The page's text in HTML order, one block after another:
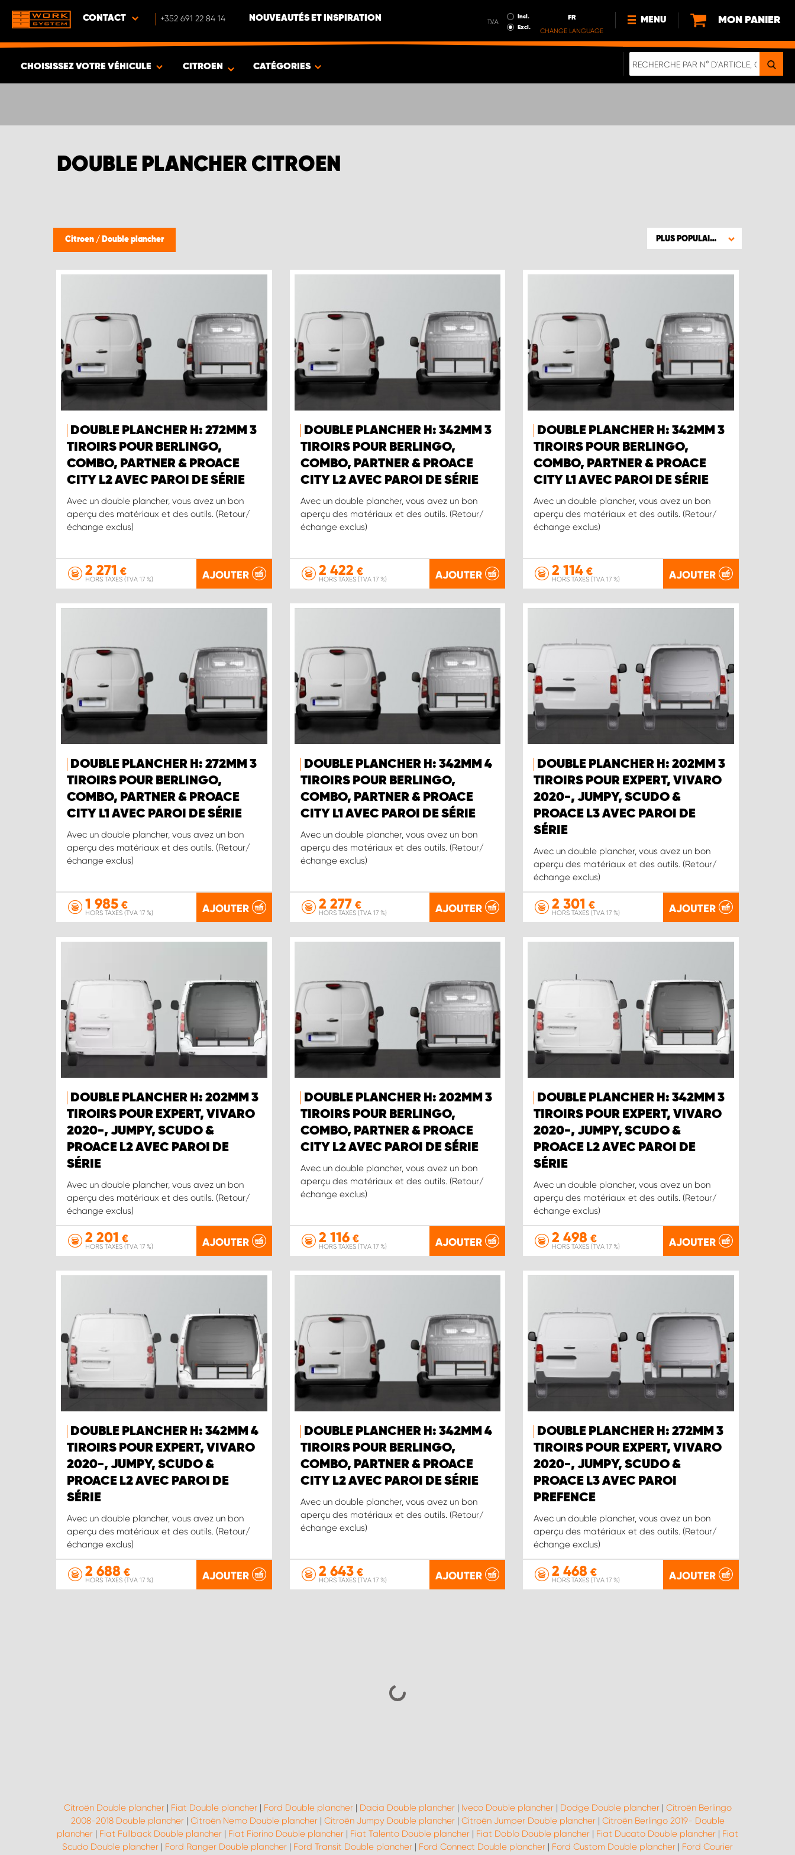
CONTACT +352 691 22 84 14 NOUVEAUTÉS ET INSPIRATION T.V.A.
Incl.
Excl.
FR
CHANGE LANGUAGE
MENU
NOUVEAUTÉS
MON PANIER
CHOISISSEZ VOTRE VÉHICULE CITROEN CATÉGORIES
DOUBLE PLANCHER CITROEN
Citroen / Double plancher PLUS POPULAIRE
DOUBLE PLANCHER H: 272MM 3
TIROIRS POUR BERLINGO,
COMBO, PARTNER & PROACE
CITY L2 AVEC PAROI DE SÉRIE
Avec un double plancher, vous avez un bon
aperçu des matériaux et des outils. (Retour/
échange exclus)
2 271 €
HORS TAXES (TVA 17 %) AJOUTER
DOUBLE PLANCHER H: 342MM 3
TIROIRS POUR BERLINGO,
COMBO, PARTNER & PROACE
CITY L2 AVEC PAROI DE SÉRIE
Avec un double plancher, vous avez un bon
aperçu des matériaux et des outils. (Retour/
échange exclus)
2 422 €
HORS TAXES (TVA 17 %) AJOUTER
DOUBLE PLANCHER H: 342MM 3
TIROIRS POUR BERLINGO,
COMBO, PARTNER & PROACE
CITY L1 AVEC PAROI DE SÉRIE
Avec un double plancher, vous avez un bon
aperçu des matériaux et des outils. (Retour/
échange exclus)
2 114 €
HORS TAXES (TVA 17 %) AJOUTER
DOUBLE PLANCHER H: 272MM 3
TIROIRS POUR BERLINGO,
COMBO, PARTNER & PROACE
CITY L1 AVEC PAROI DE SÉRIE
Avec un double plancher, vous avez un bon
aperçu des matériaux et des outils. (Retour/
échange exclus)
1 985 €
HORS TAXES (TVA 17 %) AJOUTER
DOUBLE PLANCHER H: 342MM 4
TIROIRS POUR BERLINGO,
COMBO, PARTNER & PROACE
CITY L1 AVEC PAROI DE SÉRIE
Avec un double plancher, vous avez un bon
aperçu des matériaux et des outils. (Retour/
échange exclus)
2 277€
HORS TAXES (TVA 17 %) AJOUTER
DOUBLE PLANCHER H: 202MM 3
TIROIRS POUR EXPERT, VIVARO
2020-, JUMPY, SCUDO &
PROACE L3 AVEC PAROI DE
SÉRIE
Avec un double plancher, vous avez un bon
aperçu des matériaux et des outils. (Retour/
échange exclus)
2 301 €
HORS TAXES (TVA 17 %) AJOUTER
DOUBLE PLANCHER H: 202MM 3
TIROIRS POUR EXPERT, VIVARO
2020-, JUMPY, SCUDO &
PROACE L2 AVEC PAROI DE
SÉRIE
Avec un double plancher, vous avez un bon
aperçu des matériaux et des outils. (Retour/
échange exclus)
2 201 €
HORS TAXES (TVA 17 %) AJOUTER
DOUBLE PLANCHER H: 202MM 3
TIROIRS POUR BERLINGO,
COMBO, PARTNER & PROACE
CITY L2 AVEC PAROI DE SÉRIE
Avec un double plancher, vous avez un bon
aperçu des matériaux et des outils. (Retour/
échange exclus)
2 116€
HORS TAXES (TVA 17 %) AJOUTER
DOUBLE PLANCHER H: 342MM 3
TIROIRS POUR EXPERT, VIVARO
2020-, JUMPY, SCUDO &
PROACE L2 AVEC PAROI DE
SÉRIE
Avec un double plancher, vous avez un bon
aperçu des matériaux et des outils. (Retour/
échange exclus)
2 498 €
HORS TAXES (TVA 17 %) AJOUTER
DOUBLE PLANCHER H: 342MM 4
TIROIRS POUR EXPERT, VIVARO
2020-, JUMPY, SCUDO &
PROACE L2 AVEC PAROI DE
SÉRIE
Avec un double plancher, vous avez un bon
aperçu des matériaux et des outils. (Retour/
échange exclus)
2 688 €
HORS TAXES (TVA 17 %) AJOUTER
DOUBLE PLANCHER H: 342MM 4
TIROIRS POUR BERLINGO,
COMBO, PARTNER & PROACE
CITY L2 AVEC PAROI DE SÉRIE
Avec un double plancher, vous avez un bon
aperçu des matériaux et des outils. (Retour/
échange exclus)
2 643€
HORS TAXES (TVA 17 %) AJOUTER
DOUBLE PLANCHER H: 272MM 3
TIROIRS POUR EXPERT, VIVARO
2020-, JUMPY, SCUDO &
PROACE L3 AVEC PAROI
PREFENCE
Avec un double plancher, vous avez un bon
aperçu des matériaux et des outils. (Retour/
échange exclus)
2 468 €
HORS TAXES (TVA 17 %) AJOUTER
Citroën Double plancher| Fiat Double plancher| Ford Double plancher| Dacia Double plancher| Iveco Double plancher| Dodge Double plancher| Citroën Berlingo
2008-2018 Double plancher| Citroën Nemo Double plancher| Citroën Jumpy Double plancher| Citroën Jumper Double plancher| Citroën Berlingo 2019- Double
plancher | Fiat Fullback Double plancher | Fiat Fiorino Double plancher | Fiat Talento Double plancher | Fiat Doblo Double plancher | Fiat Ducato Double plancher | Fiat
Scudo Double plancher | Ford Ranger Double plancher | Ford Transit Double plancher | Ford Connect Double plancher | Ford Custom Double plancher | Ford Courier